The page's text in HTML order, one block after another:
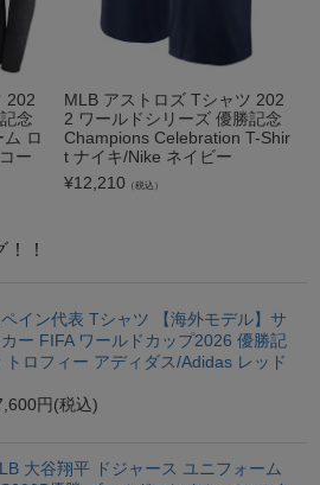
202
念
ロ
ー
MLB アストロズ Tシャツ 202
2 ワールドシリーズ 優勝記念
Champions Celebration T-Shir
t ナイキ/Nike ネイビー
¥12,210 （税込）
！
イン代表 Tシャツ 【海外モデル】サ
カー FIFA ワールドカップ2026 優勝記
トロフィー アディダス/Adidas レッド
円 (税込)
大谷翔平 ドジャース ユニフォーム